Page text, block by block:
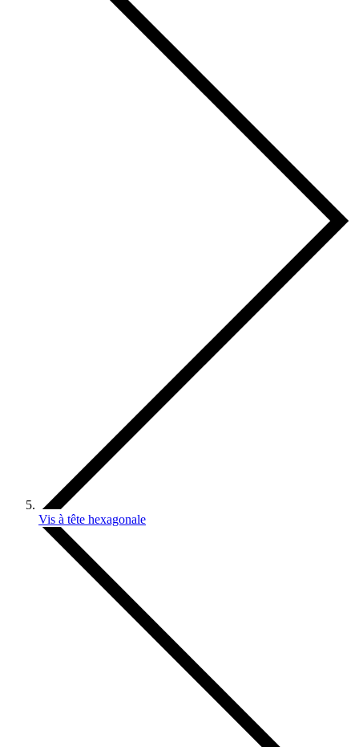
Vis à tête hexagonale